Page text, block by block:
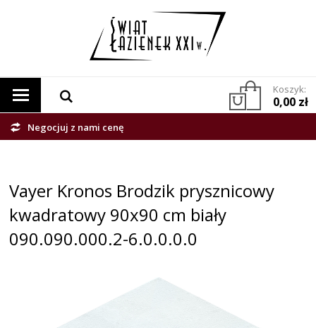
Koszyk:
0,00 zł
Negocjuj z nami cenę
Vayer Kronos Brodzik prysznicowy
kwadratowy 90x90 cm biały
090.090.000.2-6.0.0.0.0